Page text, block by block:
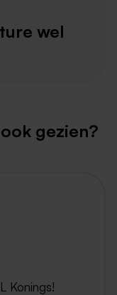
wel
gezien?
Konings!